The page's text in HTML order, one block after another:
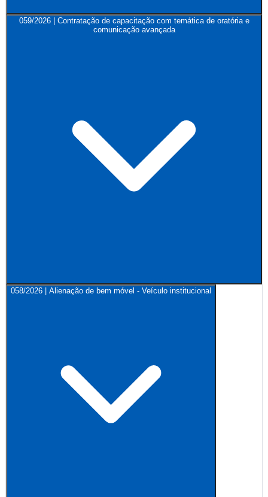
059/2026 | Contratação de capacitação com temática de oratória e
comunicação avançada
058/2026 | Alienação de bem móvel - Veículo institucional